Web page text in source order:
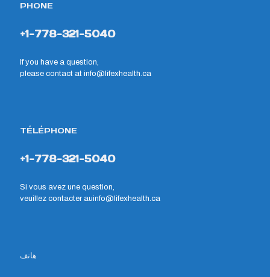
PHONE
+1-778-321-5040
If you have a question,
please contact at info@lifexhealth.ca
TÉLÉPHONE
+1-778-321-5040
Si vous avez une question,
veuillez contacter auinfo@lifexhealth.ca
هاتف